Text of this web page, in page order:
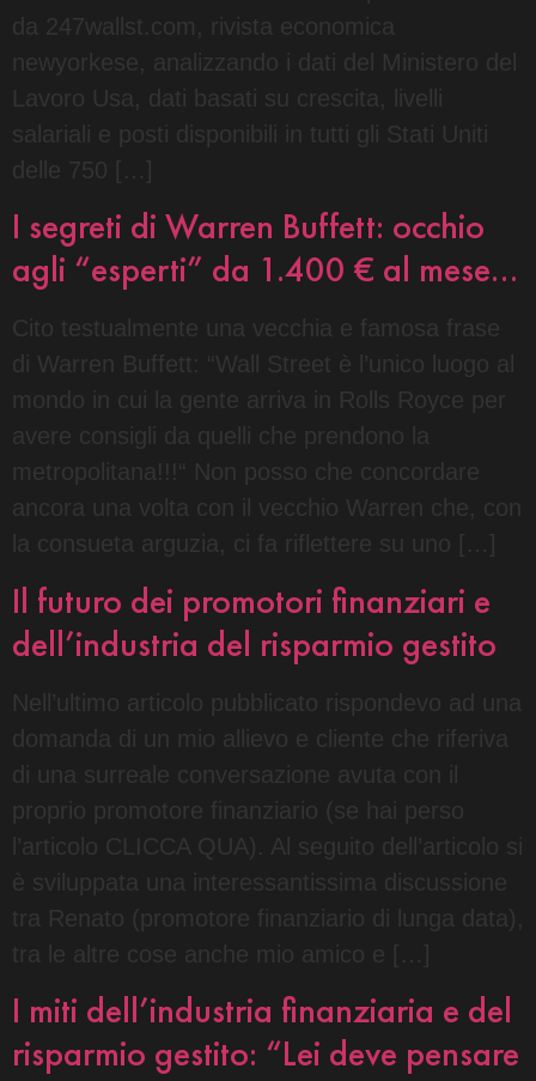
da 247wallst.com, rivista economica
newyorkese, analizzando i dati del Ministero del
Lavoro Usa, dati basati su crescita, livelli
salariali e posti disponibili in tutti gli Stati Uniti
delle 750 […]
I segreti di Warren Buffett: occhio
agli “esperti” da 1.400 € al mese…
Cito testualmente una vecchia e famosa frase
di Warren Buffett: “Wall Street è l’unico luogo al
mondo in cui la gente arriva in Rolls Royce per
avere consigli da quelli che prendono la
metropolitana!!!“ Non posso che concordare
ancora una volta con il vecchio Warren che, con
la consueta arguzia, ci fa riflettere su uno […]
Il futuro dei promotori finanziari e
dell’industria del risparmio gestito
Nell’ultimo articolo pubblicato rispondevo ad una
domanda di un mio allievo e cliente che riferiva
di una surreale conversazione avuta con il
proprio promotore finanziario (se hai perso
l’articolo CLICCA QUA). Al seguito dell’articolo si
è sviluppata una interessantissima discussione
tra Renato (promotore finanziario di lunga data),
tra le altre cose anche mio amico e […]
I miti dell’industria finanziaria e del
risparmio gestito: “Lei deve pensare